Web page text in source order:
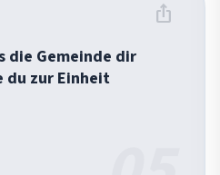
ios_share
die Gemeinde dir
du zur Einheit